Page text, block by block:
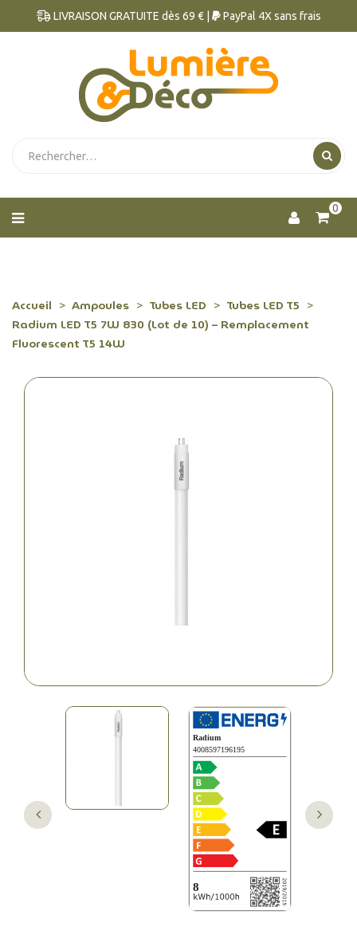
LIVRAISON GRATUITE dès 69 € | PayPal 4X sans frais
0
Accueil Ampoules Tubes LED
Tubes LED T5
Radium LED T5 7W 830 (Lot de 10) – Remplacement
Fluorescent T5 14W